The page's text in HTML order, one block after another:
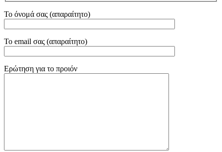
Το όνομά σας (απαραίτητο)
Το email σας (απαραίτητο)
Ερώτηση για το προιόν